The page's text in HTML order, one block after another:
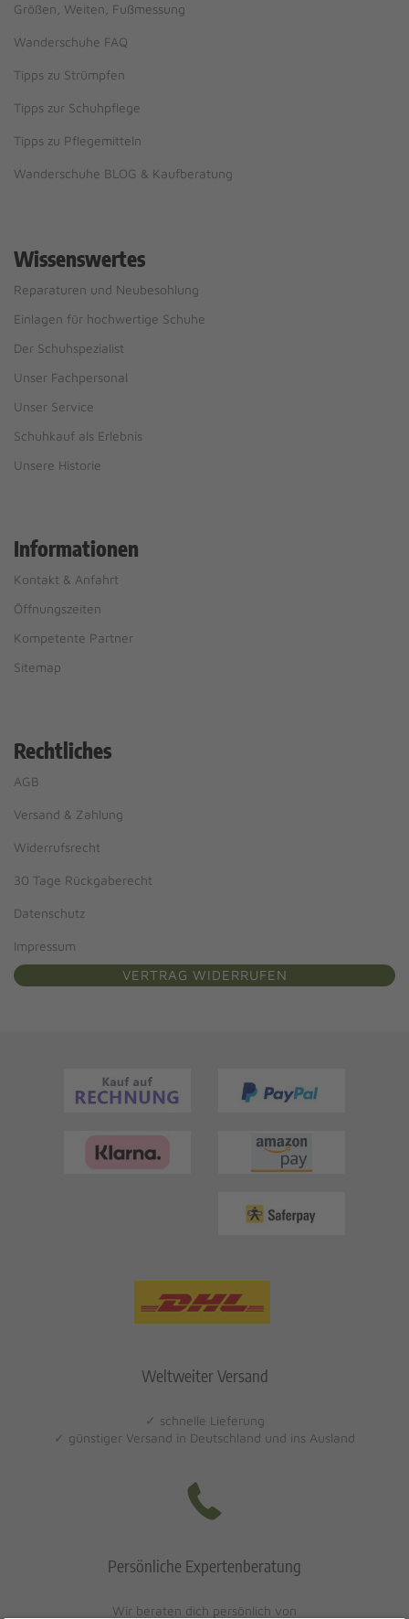
Größen, Weiten, Fußmessung
Wanderschuhe FAQ
Tipps zu Strümpfen
Tipps zur Schuhpflege
Tipps zu Pflegemitteln
Wanderschuhe BLOG & Kaufberatung
Wissenswertes
Reparaturen und Neubesohlung
Einlagen für hochwertige Schuhe
Der Schuhspezialist
Unser Fachpersonal
Unser Service
Schuhkauf als Erlebnis
Unsere Historie
Informationen
Kontakt & Anfahrt
Öffnungszeiten
Kompetente Partner
Sitemap
Rechtliches
AGB
Versand & Zahlung
Widerrufsrecht
30 Tage Rückgaberecht
Datenschutz
Impressum
VERTRAG WIDERRUFEN
Weltweiter Versand
✓ schnelle Lieferung
✓ günstiger Versand in Deutschland und ins Ausland
Persönliche Expertenberatung
Wir beraten dich persönlich von